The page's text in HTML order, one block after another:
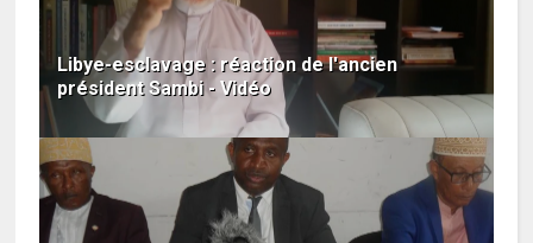
Libye-esclavage : réaction de l'ancien
président Sambi - Vidéo